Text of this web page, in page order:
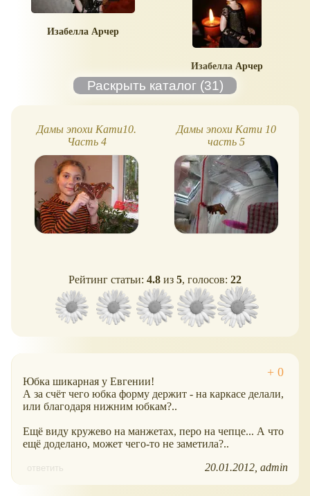
Изабелла Арчер
Изабелла Арчер
Дамы эпохи Кати10.
Часть 4
Дамы эпохи Кати 10
часть 5
Рейтинг статьи: 4.8 из 5, голосов: 22
Юбка шикарная у Евгении!
А за счёт чего юбка форму держит - на каркасе делали,
или благодаря нижним юбкам?..
Ещё виду кружево на манжетах, перо на чепце... А что
ещё доделано, может чего-то не заметила?..
ответить 20.01.2012 admin